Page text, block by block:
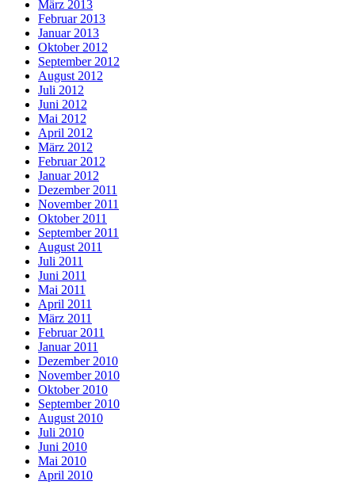
März 2013
Februar 2013
Januar 2013
Oktober 2012
September 2012
August 2012
Juli 2012
Juni 2012
Mai 2012
April 2012
März 2012
Februar 2012
Januar 2012
Dezember 2011
November 2011
Oktober 2011
September 2011
August 2011
Juli 2011
Juni 2011
Mai 2011
April 2011
März 2011
Februar 2011
Januar 2011
Dezember 2010
November 2010
Oktober 2010
September 2010
August 2010
Juli 2010
Juni 2010
Mai 2010
April 2010